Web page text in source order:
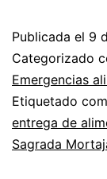
Publicada el 9
Categorizado
Emergencias
Etiquetado
entrega de
Sagrada